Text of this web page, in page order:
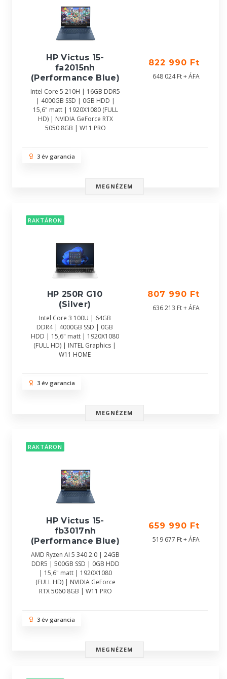
HP Victus 15-
fa2015nh
(Performance Blue)
Intel Core 5 210H | 16GB DDR5
| 4000GB SSD | 0GB HDD |
15,6" matt | 1920X1080 (FULL
HD) | NVIDIA GeForce RTX
5050 8GB | W11 PRO
822 990 Ft
648 024 Ft + ÁFA
3 év garancia
MEGNÉZEM
RAKTÁRON
HP 250R G10
(Silver)
Intel Core 3 100U | 64GB
DDR4 | 4000GB SSD | 0GB
HDD | 15,6" matt | 1920X1080
(FULL HD) | INTEL Graphics |
W11 HOME
807 990 Ft
636 213 Ft + ÁFA
3 év garancia
MEGNÉZEM
RAKTÁRON
HP Victus 15-
fb3017nh
(Performance Blue)
AMD Ryzen AI 5 340 2.0 | 24GB
DDR5 | 500GB SSD | 0GB HDD
| 15,6" matt | 1920X1080
(FULL HD) | NVIDIA GeForce
RTX 5060 8GB | W11 PRO
659 990 Ft
519 677 Ft + ÁFA
3 év garancia
MEGNÉZEM